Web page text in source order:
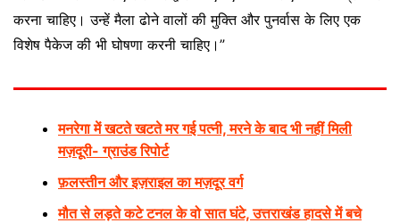
करना चाहिए। उन्हें मैला ढोने वालों की मुक्ति और पुनर्वास के लिए एक
विशेष पैकेज की भी घोषणा करनी चाहिए।”
मनरेगा में खटते खटते मर गई पत्नी, मरने के बाद भी नहीं मिली
मज़दूरी- ग्राउंड रिपोर्ट
फ़लस्तीन और इज़राइल का मज़दूर वर्ग
मौत से लड़ते कटे टनल के वो सात घंटे, उत्तराखंड हादसे में बचे